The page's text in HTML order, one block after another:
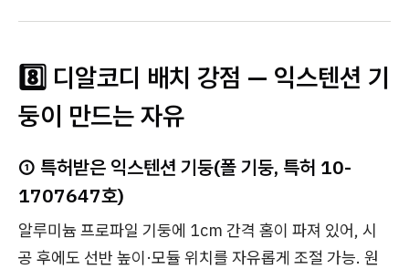
8️⃣ 디알코디 배치 강점 — 익스텐션 기
둥이 만드는 자유
① 특허받은 익스텐션 기둥(폴 기둥, 특허 10-
1707647호)
알루미늄 프로파일 기둥에 1cm 간격 홈이 파져 있어, 시
공 후에도 선반 높이·모듈 위치를 자유롭게 조절 가능. 원